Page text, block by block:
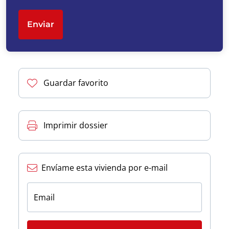
de Costa Blanca Noord en ons ruime aanbod aan
Enviar
Guardar favorito
Imprimir dossier
Envíame esta vivienda por e-mail
Email